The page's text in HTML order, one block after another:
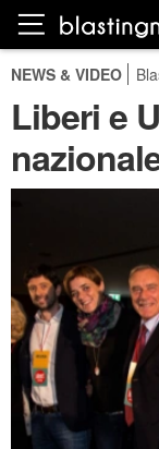
NEWS & VIDEO
Liberi e